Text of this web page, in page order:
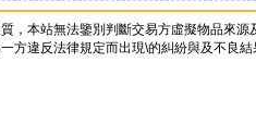
，本站無法鑒別判斷交易方虛擬物品來
方違反法律規定而出現\的糾紛與及不良